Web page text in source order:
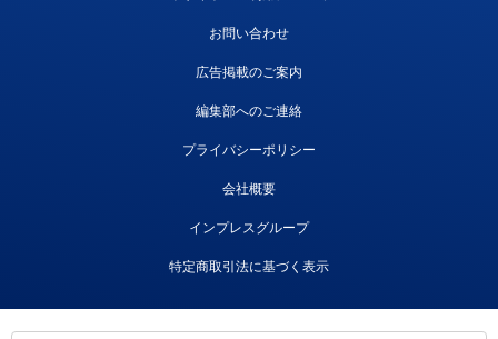
お問い合わせ
広告掲載のご案内
編集部へのご連絡
プライバシーポリシー
会社概要
インプレスグループ
特定商取引法に基づく表示